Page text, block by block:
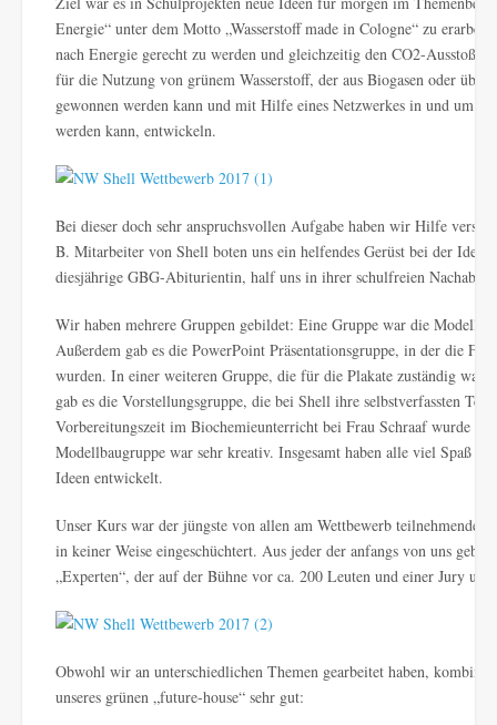
Energie“ unter dem Motto „Wasserstoff made in Cologne“ zu
nach Energie gerecht zu werden und gleichzeitig den CO2-Ausstoß
für die Nutzung von grünem Wasserstoff, der aus Biogasen oder
gewonnen werden kann und mit Hilfe eines Netzwerkes in und um
werden kann, entwickeln.
Bei dieser doch sehr anspruchsvollen Aufgabe haben wir Hilfe
B. Mitarbeiter von Shell boten uns ein helfendes Gerüst bei der
diesjährige GBG-Abiturientin, half uns in ihrer schulfreien
Wir haben mehrere Gruppen gebildet: Eine Gruppe war die
Außerdem gab es die PowerPoint Präsentationsgruppe, in der die
wurden. In einer weiteren Gruppe, die für die Plakate zuständig war,
gab es die Vorstellungsgruppe, die bei Shell ihre selbstverfassten
Vorbereitungszeit im Biochemieunterricht bei Frau Schraaf wurde
Modellbaugruppe war sehr kreativ. Insgesamt haben alle viel Spaß
Ideen entwickelt.
Unser Kurs war der jüngste von allen am Wettbewerb teilnehmenden
in keiner Weise eingeschüchtert. Aus jeder der anfangs von uns
„Experten“, der auf der Bühne vor ca. 200 Leuten und einer Jury
Obwohl wir an unterschiedlichen Themen gearbeitet haben,
unseres grünen „future-house“ sehr gut: